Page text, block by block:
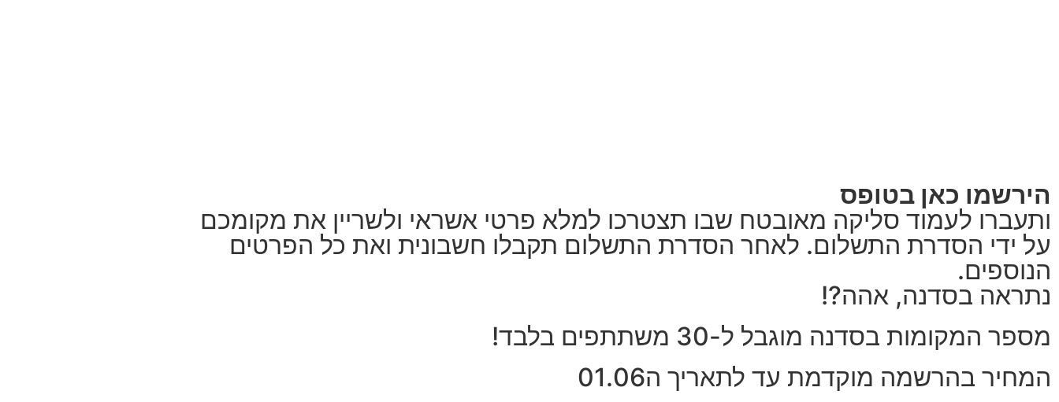
הירשמו כאן בטופס
ותעברו לעמוד סליקה מאובטח שבו תצטרכו למלא פרטי אשראי ולשריין את מקומכם
על ידי הסדרת התשלום. לאחר הסדרת התשלום תקבלו חשבונית ואת כל הפרטים
הנוספים.
נתראה בסדנה, אהה?!
מספר המקומות בסדנה מוגבל ל-30 משתתפים בלבד!
המחיר בהרשמה מוקדמת עד לתאריך ה01.06